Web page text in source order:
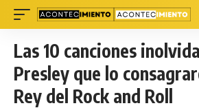
Las 10 canciones
Presley que lo
Rey del Rock and Roll